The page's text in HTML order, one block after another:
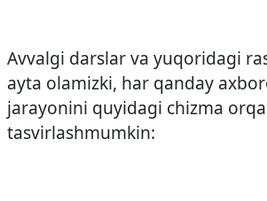
Avvalgi darslar va yuqoridagi
ayta olamizki, har qanday
jarayonini quyidagi chizma
tasvirlashmumkin: